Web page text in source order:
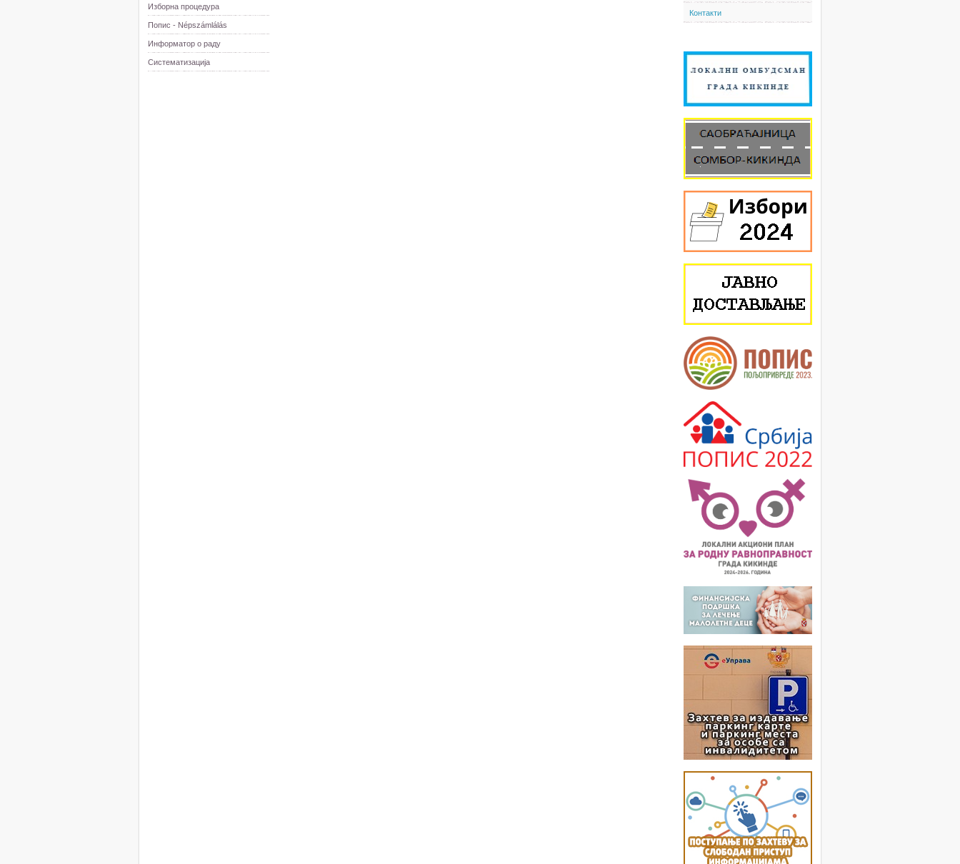
Изборна процедура
Попис - Népszámlálás
Информатор о раду
Систематизација
Контакти